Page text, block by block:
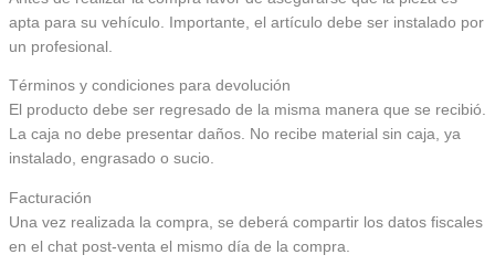
apta para su vehículo. Importante, el artículo debe ser instalado por
un profesional.
Términos y condiciones para devolución
El producto debe ser regresado de la misma manera que se recibió.
La caja no debe presentar daños. No recibe material sin caja, ya
instalado, engrasado o sucio.
Facturación
Una vez realizada la compra, se deberá compartir los datos fiscales
en el chat post-venta el mismo día de la compra.